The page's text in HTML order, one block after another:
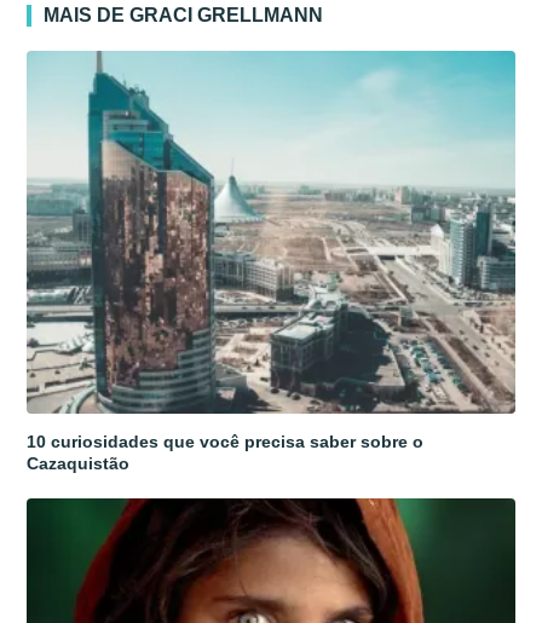
MAIS DE GRACI GRELLMANN
10 curiosidades que você precisa saber sobre o
Cazaquistão